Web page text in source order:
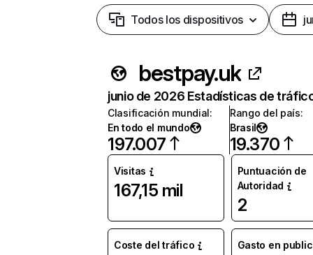
Todos los dispositivos
bestpay.uk
junio de 2026 Estadísticas de
Clasificación mundial:
En todo el mundo
197.007
Rango del país:
Brasil
19.370
Visitas
167,15 mil
Puntuación de
Autoridad
2
Coste del tráfico Gasto en